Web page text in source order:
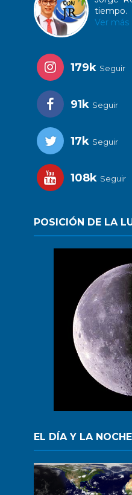
tiempo.
Ver más
179k Seguir
91k Seguir
17k Seguir
108k Seguir
POSICIÓN DE LA
EL DÍA Y LA